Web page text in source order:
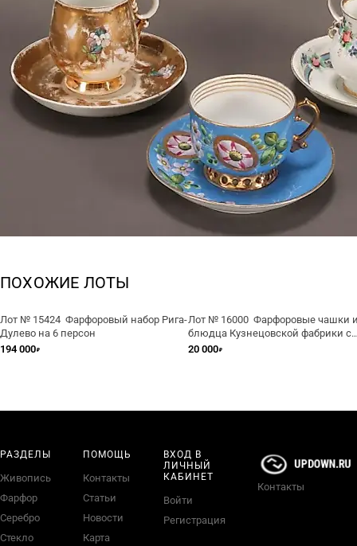
ПОХОЖИЕ ЛОТЫ
Лот № 15424 Фарфоровый набор Рига-
Дулево на 6 персон
194 000₽
Лот № 16000 Фарфоровые чашки
блюдца Кузнецовской фабрики с
дефектами
20 000₽
РАЗДЕЛЫ
Живопись
Фарфор
Серебро
Стекло
ПОМОЩЬ
Контакты
Статьи
Новости
Карта
ВХОД В
ЛИЧНЫЙ
КАБИНЕТ
Войти
Регистрация
Контакты